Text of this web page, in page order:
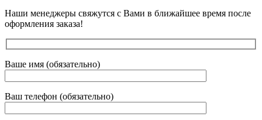
Наши менеджеры свяжутся с Вами в ближайшее время после
оформления заказа!
Ваше имя (обязательно)
Ваш телефон (обязательно)